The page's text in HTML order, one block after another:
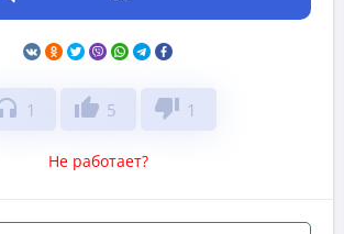
1 thumb_up 5 thumb_down 1
Не работает?